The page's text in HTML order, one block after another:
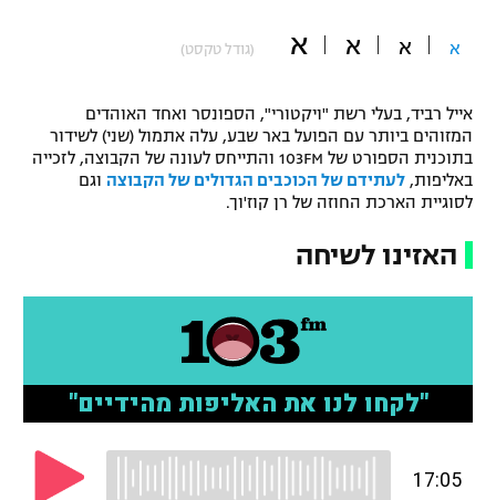
תקנון עבור פעילות ספורט 1 – "מרלן"
גיימינג E-Sports
תנאי שימוש
מדיניות פרטיות
תקנון פעילות ספורט 1
רשיון להקרנה פומבית לבית עסק
לוח דרושים – ג'ובנט
בייסבול MLB
ספורט אתגרי ואקסטרים
א א א א (גודל טקסט)
אייל רביד, בעלי רשת "ויקטורי", הספונסר ואחד האוהדים
המזוהים ביותר עם הפועל באר שבע, עלה אתמול (שני) לשידור
בתוכנית הספורט של 103FM והתייחס לעונה של הקבוצה, לזכייה
באליפות, לעתידם של הכוכבים הגדולים של הקבוצה וגם
לסוגיית הארכת החוזה של רן קוז'וך.
האזינו לשיחה